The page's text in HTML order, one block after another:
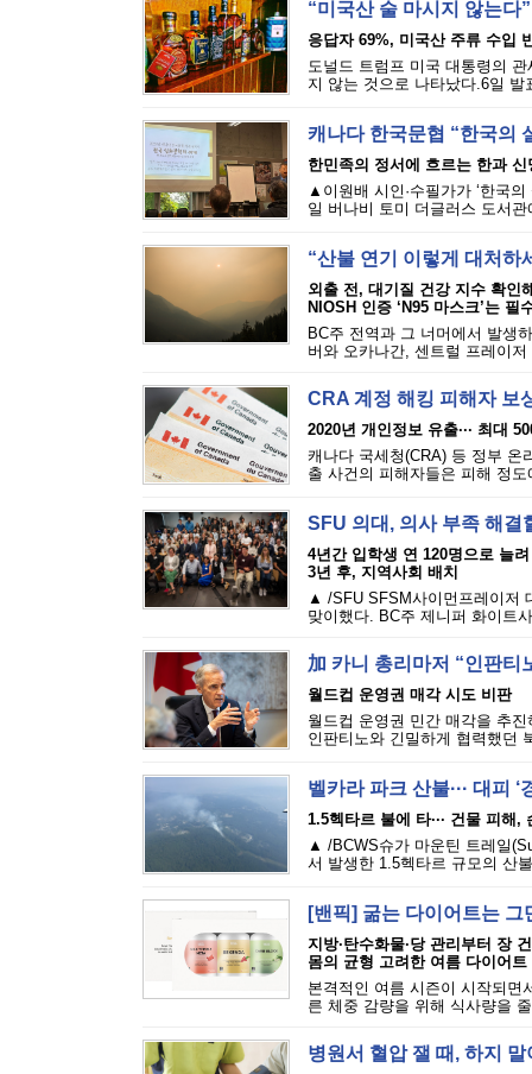
“미국산 술 마시지 않는다
응답자 69%, 미국산 주류 수입
도널드 트럼프 미국 대통령의
지 않는 것으로 나타났다.6일
캐나다 한국문협 “한국의
한민족의 정서에 흐르는 한과 신
▲이원배 시인·수필가가 ‘한국
일 버나비 토미 더글러스 도서관
“산불 연기 이렇게 대처하
외출 전, 대기질 건강 지수 확인
NIOSH 인증 ‘N95 마스크’는 필
BC주 전역과 그 너머에서 발생
버와 오카나간, 센트럴 프레이
CRA 계정 해킹 피해자 보
2020년 개인정보 유출··· 최대
캐나다 국세청(CRA) 등 정부 온
출 사건의 피해자들은 피해 정
SFU 의대, 의사 부족 해
4년간 입학생 연 120명으로 늘려
3년 후, 지역사회 배치
▲ /SFU SFSM사이먼프레이저
맞이했다. BC주 제니퍼 화이트
加 카니 총리마저 “인판티
월드컵 운영권 매각 시도 비판
월드컵 운영권 민간 매각을 추
인판티노와 긴밀하게 협력했던
벨카라 파크 산불··· 대피
1.5헥타르 불에 타··· 건물 피해,
▲ /BCWS슈가 마운틴 트레일
서 발생한 1.5헥타르 규모의 산
[밴픽] 굶는 다이어트는 그
지방·탄수화물·당 관리부터 장
몸의 균형 고려한 여름 다이어트
본격적인 여름 시즌이 시작되면
른 체중 감량을 위해 식사량을
병원서 혈압 잴 때, 하지 말